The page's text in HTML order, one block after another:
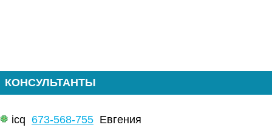
КОНСУЛЬТАНТЫ
icq 673-568-755 Евгения